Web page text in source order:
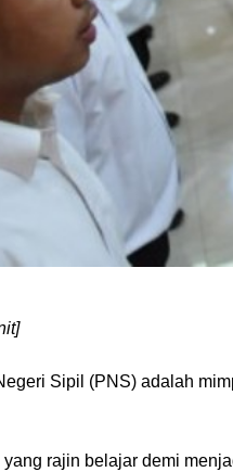
Sipil (PNS) adalah
rajin belajar demi